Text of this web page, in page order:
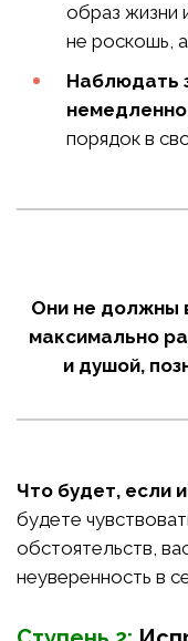
образ жизни
не роскошь,
Наблюдать
порядок в
Они не должны
максимально
и душой,
Что будет, если
будете
обстоятельств,
неуверенность в